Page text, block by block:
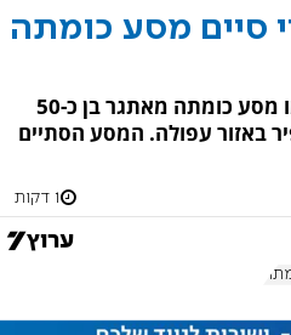
סיים מסע כומתה
לוחמי גדוד נצח יהודה השלימו מסע כומתה מאתגר בן כ-50
באזור עפולה. המסע הסתיים
1 דקות